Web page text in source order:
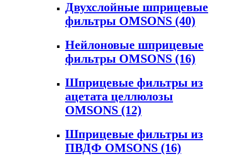
Двухслойные шприцевые
фильтры OMSONS (40)
Нейлоновые шприцевые
фильтры OMSONS (16)
Шприцевые фильтры из
ацетата целлюлозы
OMSONS (12)
Шприцевые фильтры из
ПВДФ OMSONS (16)